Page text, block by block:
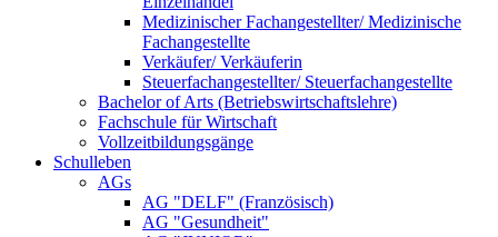
Medizinischer Fachangestellter/ Medizinische
Fachangestellte
Verkäufer/ Verkäuferin
Steuerfachangestellter/ Steuerfachangestellte
Bachelor of Arts (Betriebswirtschaftslehre)
Fachschule für Wirtschaft
Vollzeitbildungsgänge
Schulleben
AGs
AG "DELF" (Französisch)
AG "Gesundheit"